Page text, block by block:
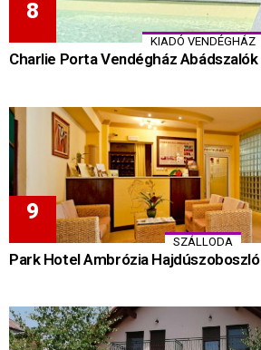
KIADÓ VENDÉGHÁZ
Charlie Porta Vendégház Abádszalók
SZÁLLODA
Park Hotel Ambrózia Hajdúszoboszló